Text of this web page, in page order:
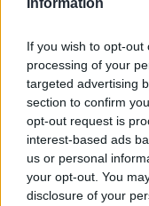
Information
If you wish to opt-
processing of your
targeted advertising
section to confirm
opt-out request is
interest-based ads
us or personal
your opt-out. You
disclosure of your
bekväma med att
också skulle kunna
Dessutom måste
alla detaljer innan
Trots det vill
förslaget. Ett
efter en viss